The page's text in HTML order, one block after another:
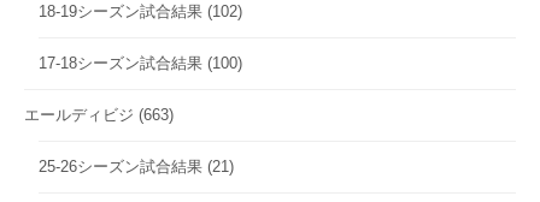
18-19シーズン試合結果 (102)
17-18シーズン試合結果 (100)
エールディビジ (663)
25-26シーズン試合結果 (21)